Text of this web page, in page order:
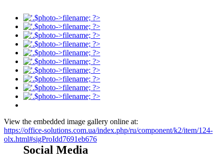
View the embedded image gallery online at:
https://office-solutions.com.ua/index.php/ru/component/k2/item/124-
olx.html#sigProIdd7691eb676
Social Media